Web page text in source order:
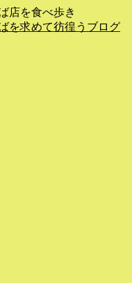
店を食べ歩き
を求めて彷徨うブログ